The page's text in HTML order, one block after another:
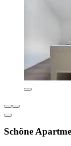
Schöne